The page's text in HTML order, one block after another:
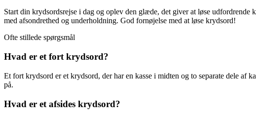
Start din krydsordsrejse i dag og oplev den glæde, det giver at løse
med afsondrethed og underholdning. God fornøjelse med at løse krydsord!
Ofte stillede spørgsmål
Hvad er et fort krydsord?
Et fort krydsord er et krydsord, der har en kasse i midten og to separate dele af
på.
Hvad er et afsides krydsord?